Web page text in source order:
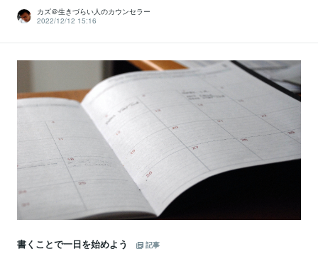
カズ＠生きづらい人のカウンセラー
2022/12/12 15:16
書くことで一日を始めよう
記事